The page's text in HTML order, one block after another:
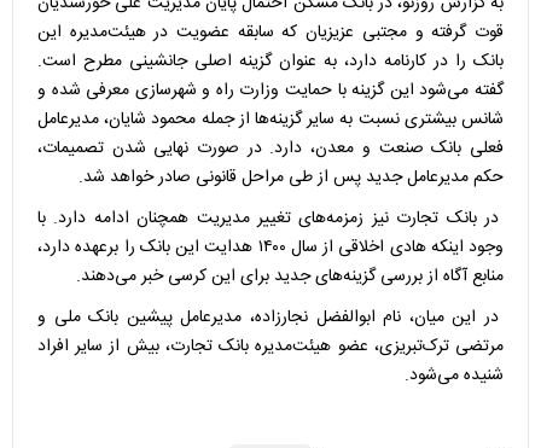
قوت گرفته و مجتبی عزیزیان که سابقه عضویت در هیئت‌مدیره این
بانک را در کارنامه دارد، به عنوان گزینه اصلی جانشینی مطرح است.
گفته می‌شود این گزینه با حمایت وزارت راه و شهرسازی معرفی شده و
شانس بیشتری نسبت به سایر گزینه‌ها از جمله محمود شایان، مدیرعامل
فعلی بانک صنعت و معدن، دارد. در صورت نهایی شدن تصمیمات،
حکم مدیرعامل جدید پس از طی مراحل قانونی صادر خواهد شد.‌
در بانک تجارت نیز زمزمه‌های تغییر مدیریت همچنان ادامه دارد. با
وجود اینکه هادی اخلاقی از سال ۱۴۰۰ هدایت این بانک را برعهده دارد،
منابع آگاه از بررسی گزینه‌های جدید برای این کرسی خبر می‌دهند.
در این میان، نام ابوالفضل نجارزاده، مدیرعامل پیشین بانک ملی و
مرتضی ترک‌تبریزی، عضو هیئت‌مدیره بانک تجارت، بیش از سایر افراد
شنیده می‌شود.